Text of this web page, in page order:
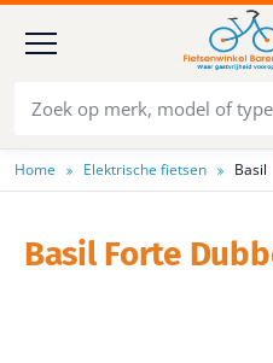
Home Elektrische fietsen Basil
Basil Forte